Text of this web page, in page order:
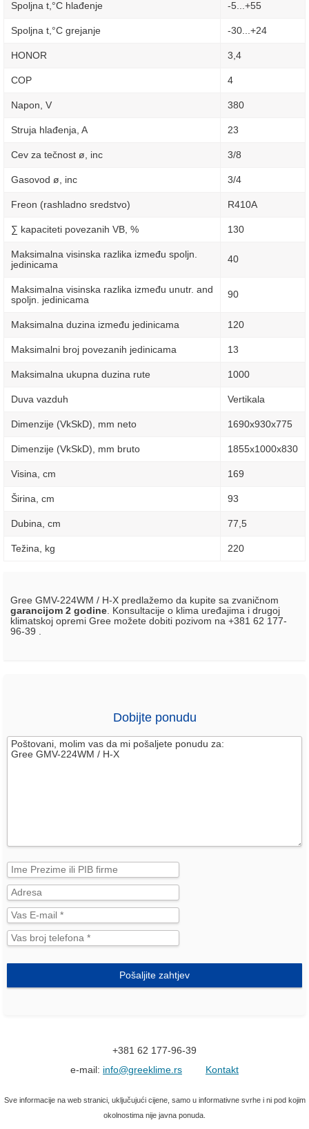
Spoljna t,°C hlađenje -5...+55
Spoljna t,°C grejanje -30...+24
HONOR 3,4
COP 4
Napon, V 380
Struja hlađenja, A 23
Cev za tečnost ø, inc 3/8
Gasovod ø, inc 3/4
Freon (rashladno sredstvo) R410A
∑ kapaciteti povezanih VB, % 130
Maksimalna visinska razlika između spoljn.
jedinicama
40
Maksimalna visinska razlika između unutr. and
spoljn. jedinicama
90
Maksimalna duzina između jedinicama 120
Maksimalni broj povezanih jedinicama 13
Maksimalna ukupna duzina rute 1000
Duva vazduh Vertikala
Dimenzije (VkSkD), mm neto 1690х930х775
Dimenzije (VkSkD), mm bruto 1855х1000х830
Visina, сm 169
Širina, сm 93
Dubina, сm 77,5
Težina, kg 220
Gree GMV-224WM / H-X predlažemo da kupite sa zvaničnom
garancijom 2 godine . Konsultacije o klima uređajima i drugoj
klimatskoj opremi Gree možete dobiti pozivom na +381 62 177-
96-39 .
Dobijte ponudu
Pošaljite zahtjev
+381 62 177-96-39
e-mail: info@greeklime.rs Kontakt
Sve informacije na web stranici, uključujući cijene, samo u informativne svrhe i ni pod kojim
okolnostima nije javna ponuda.